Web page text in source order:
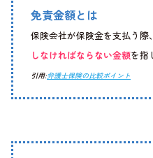
免責金額とは
保険会社が保険金を支払う際、
しなければならない金額を指
引用:弁護士保険の比較ポイント